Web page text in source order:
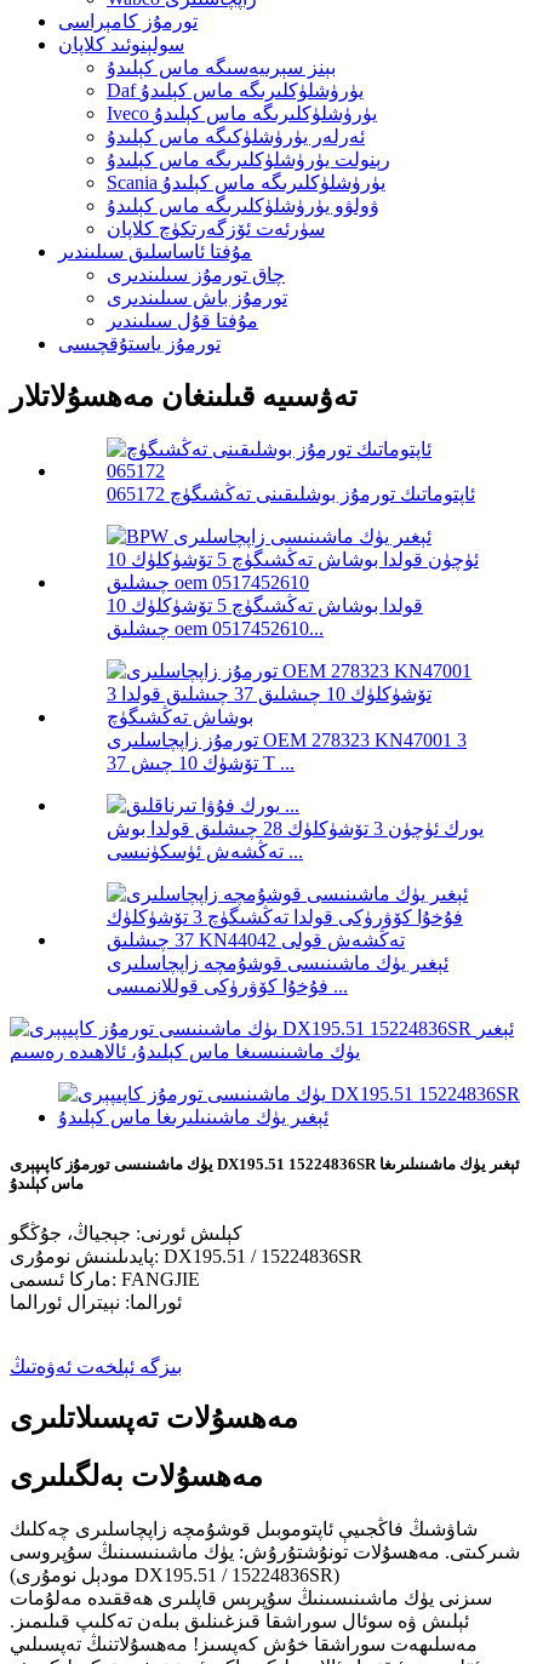
تورمۇز كامېراسى
سولېنوئىد كلاپان
بېنز سېرىيەسىگە ماس كېلىدۇ
Daf يۈرۈشلۈكلىرىگە ماس كېلىدۇ
Iveco يۈرۈشلۈكلىرىگە ماس كېلىدۇ
ئەرلەر يۈرۈشلۈكىگە ماس كېلىدۇ
رېنولت يۈرۈشلۈكلىرىگە ماس كېلىدۇ
Scania يۈرۈشلۈكلىرىگە ماس كېلىدۇ
ۋولۋو يۈرۈشلۈكلىرىگە ماس كېلىدۇ
سۈرئەت ئۆزگەرتكۈچ كلاپان
مۇفتا ئاساسلىق سىلىندىر
چاق تورمۇز سىلىندىرى
تورمۇز باش سىلىندىرى
مۇفتا قۇل سىلىندىر
تورمۇز ياستۇقچىسى
تەۋسىيە قىلىنغان مەھسۇلاتلار
ئاپتوماتىك تورمۇز بوشلىقىنى تەڭشىگۈچ 065172
قولدا بوشاش تەڭشىگۈچ 5 تۆشۈكلۈك 10
چىشلىق oem 0517452610...
تورمۇز زاپچاسلىرى OEM 278323 KN47001 3
تۆشۈك 10 چىش 37 T ...
يورك ئۈچۈن 3 تۆشۈكلۈك 28 چىشلىق قولدا بوش
تەڭشەش ئۈسكۈنىسى ...
ئېغىر يۈك ماشىنىسى قوشۇمچە زاپچاسلىرى
فۇخۇا كۆۋرۈكى قوللانمىسى ...
يۈك ماشىنىسى تورمۇز كاپىپېرى DX195.51 15224836SR ئېغىر يۈك ماشىنىلىرىغا
ماس كېلىدۇ
كېلىش ئورنى: جېجياڭ، جۇڭگو
پايدىلىنىش نومۇرى: DX195.51 / 15224836SR
ماركا ئىسمى: FANGJIE
ئورالما: نېيترال ئورالما
بىزگە ئېلخەت ئەۋەتىڭ
مەھسۇلات تەپسىلاتلىرى
مەھسۇلات بەلگىلىرى
شاۋشىڭ فاڭجىيې ئاپتوموبىل قوشۇمچە زاپچاسلىرى چەكلىك
شىركىتى. مەھسۇلات تونۇشتۇرۇش: يۈك ماشىنىسىنىڭ سۇپروسى
(مودېل نومۇرى DX195.51 / 15224836SR)
سىزنى يۈك ماشىنىسىنىڭ سۇپرېس قاپلىرى ھەققىدە مەلۇمات
ئېلىش ۋە سوئال سوراشقا قىزغىنلىق بىلەن تەكلىپ قىلىمىز.
مەسلىھەت سوراشقا خۇش كەپسىز! مەھسۇلاتنىڭ تەپسىلىي